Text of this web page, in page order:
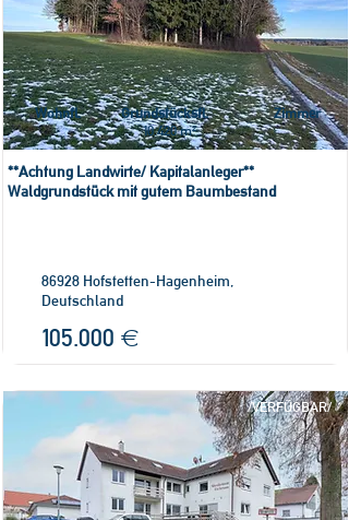
Wohnfl.
Grundstücksfl.
10.420 m²
Zimmer
**Achtung Landwirte/ Kapitalanleger**
Waldgrundstück mit gutem Baumbestand
86928 Hofstetten-Hagenheim,
Deutschland
105.000 €
/VERFÜGBAR/